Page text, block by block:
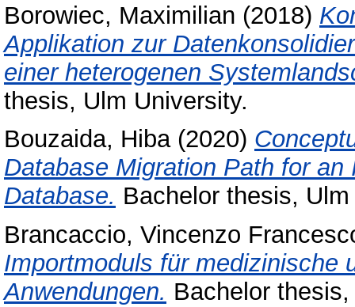
Borowiec, Maximilian (2018)
Applikation zur
einer heterogenen
thesis, Ulm University.
Bouzaida, Hiba(2020)
Database Migration Path for
Database. Bachelor thesis,
Brancaccio, Vincenzo
Importmoduls für medizinische
Anwendungen. Bachelor